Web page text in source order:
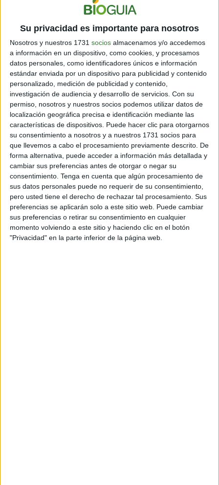
Su privacidad es importante para nosotros
Nosotros y nuestros 1731 socios almacenamos y/o accedemos
a información en un dispositivo, como cookies, y procesamos
datos personales, como identificadores únicos e información
estándar enviada por un dispositivo para publicidad y contenido
personalizado, medición de publicidad y contenido,
investigación de audiencia y desarrollo de servicios. Con su
permiso, nosotros y nuestros socios podemos utilizar datos de
localización geográfica precisa e identificación mediante las
características de dispositivos. Puede hacer clic para otorgarnos
su consentimiento a nosotros y a nuestros 1731 socios para
que llevemos a cabo el procesamiento previamente descrito. De
forma alternativa, puede acceder a información más detallada y
cambiar sus preferencias antes de otorgar o negar su
consentimiento. Tenga en cuenta que algún procesamiento de
sus datos personales puede no requerir de su consentimiento,
pero usted tiene el derecho de rechazar tal procesamiento. Sus
preferencias se aplicarán solo a este sitio web. Puede cambiar
sus preferencias o retirar su consentimiento en cualquier
momento volviendo a este sitio y haciendo clic en el botón
"Privacidad" en la parte inferior de la página web.
Pero para Lepes, no solo es necesario un cambio en la
industria alimentaria, sino también de mentalidad,
pensando más en el ambiente y a largo plazo. "Hay
ciertas cosas que empecé a hacer, como pedir que no
me den bolsa en el supermercado o en la farmacia, o
cerrar la canilla cuando me lavo los dientes, y que
todos tenemos que trabajar", cuenta.
¿QUÉ CAMBIOS DEBERÍAN DARSE EN LA
INDUSTRIA ALIMENTARIA?
Hacia el final de la conversación, la cocinera cuenta
que, para ella,el cambio fundamental está en la
educación de las nuevas generaciones: desde poner
ciertos filtros en la publicidad de alimentos para chicos
(que la mayoría son de productos altos en azúcares y
grasas), hasta enseñarles qué es alimento y qué no lo